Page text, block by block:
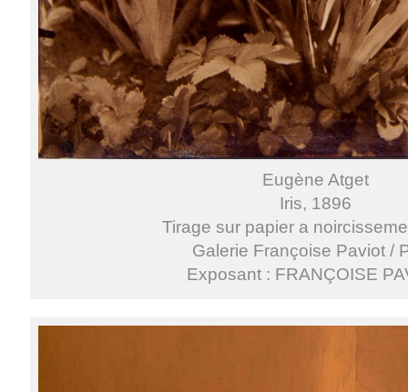
Eugène Atget
Iris, 1896
Tirage sur papier a
Galerie Françoise Paviot /
Exposant : FRANÇOISE